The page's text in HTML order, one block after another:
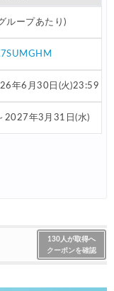
ループあたり)
年6月30日(火)23:59
2027年3月31日(水)
130人が取得へ
クーポンを確認